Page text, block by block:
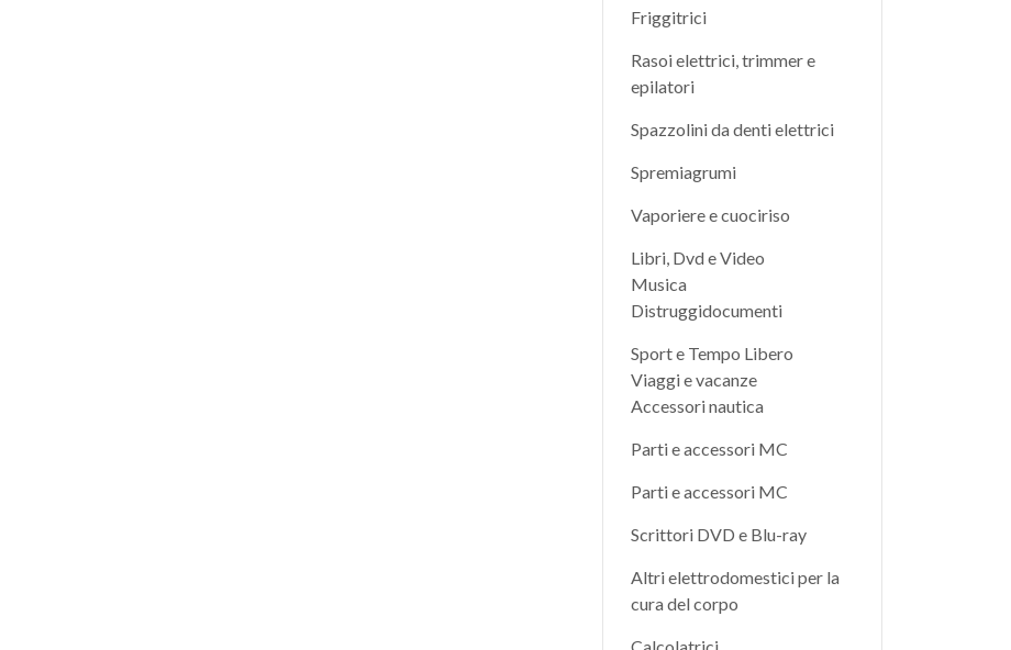
Friggitrici
Rasoi elettrici, trimmer e
epilatori
Spazzolini da denti elettrici
Spremiagrumi
Vaporiere e cuociriso
Libri, Dvd e Video
Musica
Distruggidocumenti
Sport e Tempo Libero
Viaggi e vacanze
Accessori nautica
Parti e accessori MC
Parti e accessori MC
Scrittori DVD e Blu-ray
Altri elettrodomestici per la
cura del corpo